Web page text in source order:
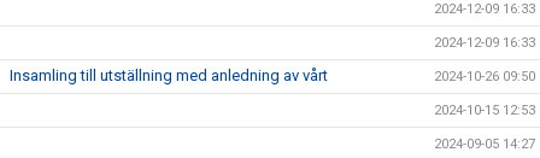
2024-12-09 16:33
2024-12-09 16:33
Insamling till utställning med anledning av vårt 2024-10-26 09:50
2024-10-15 12:53
2024-09-05 14:27